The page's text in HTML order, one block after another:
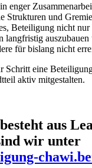
enger
Strukturen und
Beteiligung nicht
langfristig
für bislang nicht
Schritt eine
aktiv mitgestalten.
aus Lea
wir unter